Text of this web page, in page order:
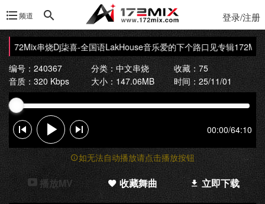
频道 登录/注册
172Mix串烧Dj柒喜-全国语LakHouse音乐爱的下个路口见专辑172Mix
编号：240367
分类：中文串烧
收藏：75
音质：320 Kbps
大小：147.06MB 时间：25/11/01
00:00/64:10
如无法自动播放请点击播放按钮
播放MV 收藏舞曲 立即下载